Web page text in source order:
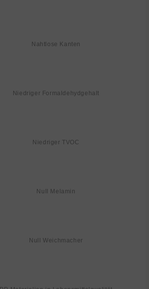
Nahtlose Kanten
Niedriger Formaldehydgehalt
Niedriger TVOC
Null Melamin
Null Weichmacher